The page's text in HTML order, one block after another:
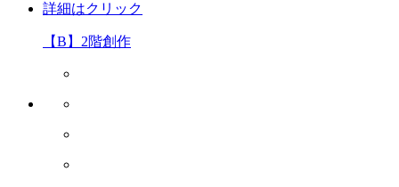
詳細はクリック
【B】2階創作